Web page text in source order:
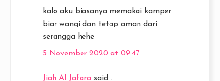
kalo aku biasanya memakai kamper
biar wangi dan tetap aman dari
serangga hehe
5 November 2020 at 09:47
Jiah Al Jafara said...